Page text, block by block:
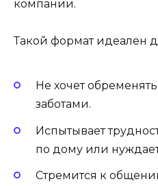
компании.
Такой формат идеален
Не хочет
заботами.
Испытывает
по дому или
Стремится к